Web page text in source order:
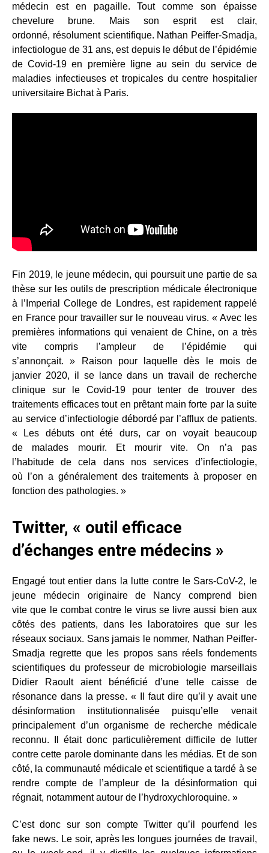
médecin est en pagaille. Tout comme son épaisse
chevelure brune. Mais son esprit est clair,
ordonné, résolument scientifique. Nathan Peiffer-Smadja,
infectiologue de 31 ans, est depuis le début de l’épidémie
de Covid-19 en première ligne au sein du service de
maladies infectieuses et tropicales du centre hospitalier
universitaire Bichat à Paris.
Fin 2019, le jeune médecin, qui poursuit une partie de sa
thèse sur les outils de prescription médicale électronique
à l’Imperial College de Londres, est rapidement rappelé
en France pour travailler sur le nouveau virus. « Avec les
premières informations qui venaient de Chine, on a très
vite compris l’ampleur de l’épidémie qui
s’annonçait. » Raison pour laquelle dès le mois de
janvier 2020, il se lance dans un travail de recherche
clinique sur le Covid-19 pour tenter de trouver des
traitements efficaces tout en prêtant main forte par la suite
au service d’infectiologie débordé par l’afflux de patients.
« Les débuts ont été durs, car on voyait beaucoup
de malades mourir. Et mourir vite. On n’a pas
l’habitude de cela dans nos services d’infectiologie,
où l’on a généralement des traitements à proposer en
fonction des pathologies. »
Twitter, « outil efficace
d’échanges entre médecins »
Engagé tout entier dans la lutte contre le Sars-CoV-2, le
jeune médecin originaire de Nancy comprend bien
vite que le combat contre le virus se livre aussi bien aux
côtés des patients, dans les laboratoires que sur les
réseaux sociaux. Sans jamais le nommer, Nathan Peiffer-
Smadja regrette que les propos sans réels fondements
scientifiques du professeur de microbiologie marseillais
Didier Raoult aient bénéficié d’une telle caisse de
résonance dans la presse. « II faut dire qu’il y avait une
désinformation institutionnalisée puisqu’elle venait
principalement d’un organisme de recherche médicale
reconnu. Il était donc particulièrement difficile de lutter
contre cette parole dominante dans les médias. Et de son
côté, la communauté médicale et scientifique a tardé à se
rendre compte de l’ampleur de la désinformation qui
régnait, notamment autour de l’hydroxychloroquine. »
C’est donc sur son compte Twitter qu’il pourfend les
fake news. Le soir, après les longues journées de travail,